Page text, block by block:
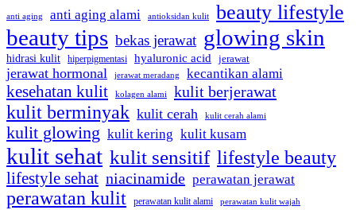
anti aging anti aging alami antioksidan kulit beauty lifestyle
beauty tips bekas jerawat glowing skin
hidrasi kulit hiperpigmentasi hyaluronic acid jerawat
jerawat hormonal jerawat meradang kecantikan alami
kesehatan kulit kolagen alami kulit berjerawat
kulit berminyak kulit cerah kulit cerah alami
kulit glowing kulit kering kulit kusam
kulit sehat kulit sensitif lifestyle beauty
lifestyle sehat niacinamide perawatan jerawat
perawatan kulit perawatan kulit alami perawatan kulit wajah